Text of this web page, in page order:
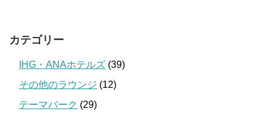
カテゴリー
IHG・ANAホテルズ (39)
その他のラウンジ (12)
テーマパーク (29)